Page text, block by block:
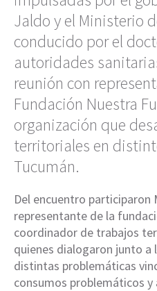
Jaldo y el Ministerio
conducido por el
autoridades
reunión con
Fundación Nuestra
organización que
territoriales en
Tucumán.
Del encuentro participaron
representante de la
coordinador de trabajos
quienes dialogaron junto a
distintas problemáticas
consumos problemáticos y